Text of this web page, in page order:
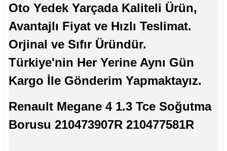
Oto Yedek Yarçada Kaliteli Ürün,
Avantajlı Fiyat ve Hızlı Teslimat.
Orjinal ve Sıfır Üründür.
Türkiye'nin Her Yerine Aynı Gün
Kargo İle Gönderim Yapmaktayız.
Renault Megane 4 1.3 Tce Soğutma
Borusu 210473907R 210477581R